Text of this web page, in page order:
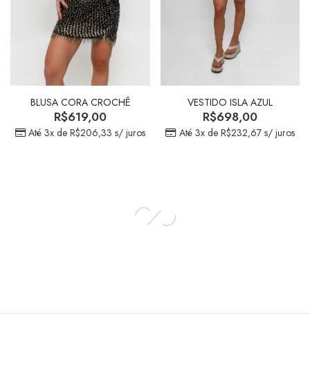
BLUSA CORA CROCHÊ
R$619,00
Até 3x de R$206,33 s/ juros
VESTIDO ISLA AZUL
R$698,00
Até 3x de R$232,67s/ juros